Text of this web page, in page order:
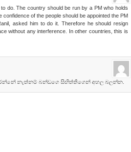
do. The country should be run by a PM who holds
of the people should be appointed the PM
asked him to do it. Therefore he should resign
without any interference. In other countries, this is
නැත්නම් බන්ඩගෙ සිඟිත්තිගෙන් අහල බලන්න.